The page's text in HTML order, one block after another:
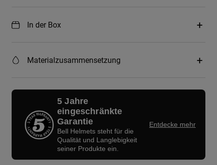
In der Box
Materialzusammensetzung
5 Jahre
eingeschränkte
Garantie
Bell Helmets steht für die
Qualität und Langlebigkeit
seiner Produkte ein.
Entdecke mehr